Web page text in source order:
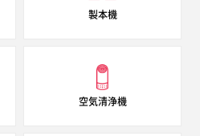
製本機
空気清浄機